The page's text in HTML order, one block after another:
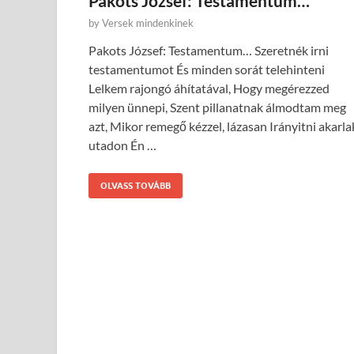
byVersek mindenkinek
Pakots József: Testamentum… Szeretnék irni
testamentumot És minden sorát telehinteni
Lelkem rajongó áhítatával, Hogy megérezzed
milyen ünnepi, Szent pillanatnak álmodtam meg
azt, Mikor remegő kézzel, lázasan Irányitni
utadon Én …
OLVASS TOVÁBB